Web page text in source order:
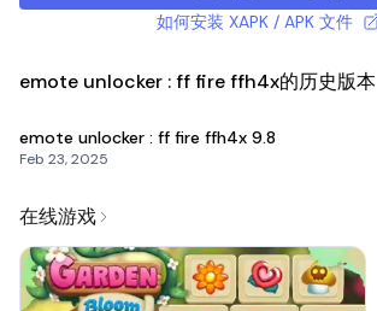
如何安装 XAPK / APK 文件
emote unlocker : ff fire ffh4x的历史版本
emote unlocker : ff fire ffh4x 9.8
Feb 23, 2025
在线游戏